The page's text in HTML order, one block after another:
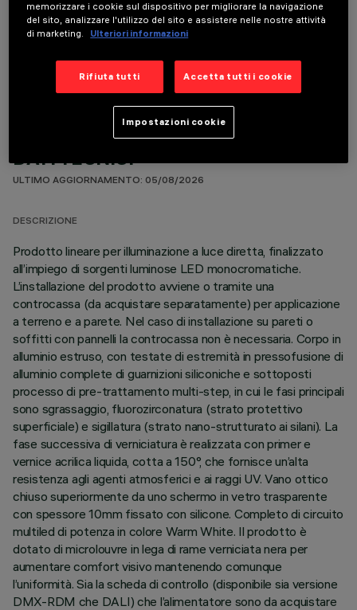
COMPONENTI OPZIONALI
DATI TECNICI
ULTIMO AGGIORNAMENTO: 05/08/2026
DESCRIZIONE
Prodotto lineare per illuminazione a luce diretta, finalizzato
all’impiego di sorgenti luminose LED monocromatiche.
L’installazione del prodotto avviene o tramite una
controcassa (da acquistare separatamente) per applicazione
a terreno e a parete. Nel caso di installazione su pareti o
soffitti con pannelli la controcassa non è necessaria. Corpo in
alluminio estruso, con testate di estremità in pressofusione di
alluminio complete di guarnizioni siliconiche e sottoposti
processo di pre-trattamento multi-step, in cui le fasi principali
sono sgrassaggio, fluorozirconatura (strato protettivo
superficiale) e sigillatura (strato nano-strutturato ai silani). La
fase successiva di verniciatura è realizzata con primer e
vernice acrilica liquida, cotta a 150°, che fornisce un’alta
resistenza agli agenti atmosferici e ai raggi UV. Vano ottico
chiuso superiormente da uno schermo in vetro trasparente
con spessore 10mm fissato con silicone. Completo di circuito
multiled di potenza in colore Warm White. Il prodotto è
dotato di microlouvre in lega di rame verniciata nera per
aumentare comfort visivo mantenendo comunque
l’uniformità. Sia la scheda di controllo (disponibile sia versione
DMX-RDM che DALI) che l’alimentatore sono da acquistare
memorizzare i cookie sul dispositivo per migliorare la navigazione
del sito, analizzare l'utilizzo del sito e assistere nelle nostre attività
di marketing. Ulteriori informazioni
Rifiuta tutti Accetta tutti i cookie
Impostazioni cookie